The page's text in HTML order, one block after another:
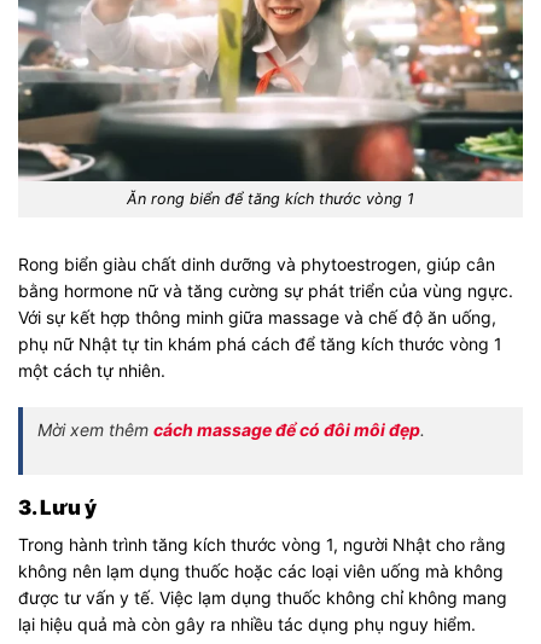
Ăn rong biển để tăng kích thước vòng 1
Rong biển giàu chất dinh dưỡng và phytoestrogen, giúp cân
bằng hormone nữ và tăng cường sự phát triển của vùng ngực.
Với sự kết hợp thông minh giữa massage và chế độ ăn uống,
phụ nữ Nhật tự tin khám phá cách để tăng kích thước vòng 1
một cách tự nhiên.
Mời xem thêm cách massage để có đôi môi đẹp.
3. Lưu ý
Trong hành trình tăng kích thước vòng 1, người Nhật cho rằng
không nên lạm dụng thuốc hoặc các loại viên uống mà không
được tư vấn y tế. Việc lạm dụng thuốc không chỉ không mang
lại hiệu quả mà còn gây ra nhiều tác dụng phụ nguy hiểm.